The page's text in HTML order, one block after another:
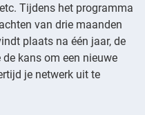
Tijdens het programma
van drie maanden
plaats na één jaar, de
kans om een nieuwe
je netwerk uit te